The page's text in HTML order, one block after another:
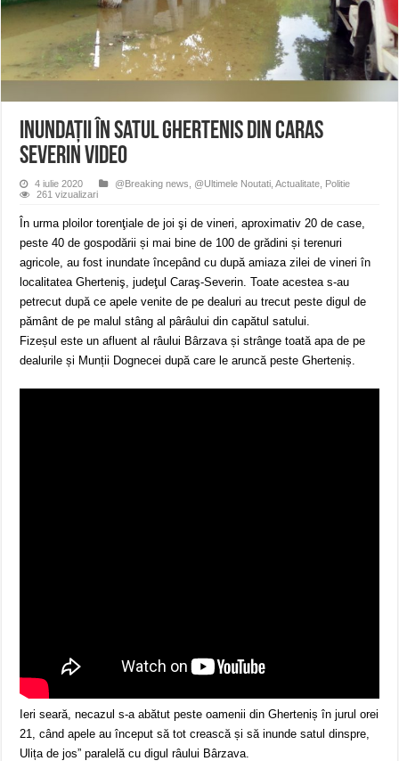
ANUNŢ OPRIRE APĂ în CARANSEBEȘ – 04.08.2026 – avarie – Calea
ANUNŢ OPRIRE APĂ în CARANSEBEȘ avarie
Inundaţii în satul Ghertenis din Caras
Severin VIDEO
4 iulie 2020 @Breaking news @Ultimele Noutati ,Actualitate Politie
261 vizualizari
În urma ploilor torenţiale de joi şi de vineri, aproximativ 20 de case,
peste 40 de gospodării și mai bine de 100 de grădini și terenuri
agricole, au fost inundate începând cu după amiaza zilei de vineri în
localitatea Gherteniş, judeţul Caraş-Severin. Toate acestea s-au
petrecut după ce apele venite de pe dealuri au trecut peste digul de
pământ de pe malul stâng al pârâului din capătul satului.
Fizeșul este un afluent al râului Bârzava și strânge toată apa de pe
dealurile și Munții Dognecei după care le aruncă peste Gherteniș.
Ieri seară, necazul s-a abătut peste oamenii din Gherteniș în jurul orei
21, când apele au început să tot crească și să inunde satul dinspre,
Ulița de jos” paralelă cu digul râului Bârzava.